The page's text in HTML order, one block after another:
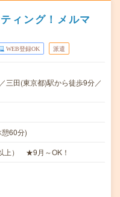
ィング！メルマ
WEB登録OK 派遣
三田(東京都)駅から徒歩9分／
60分)
上） ★9月～OK！